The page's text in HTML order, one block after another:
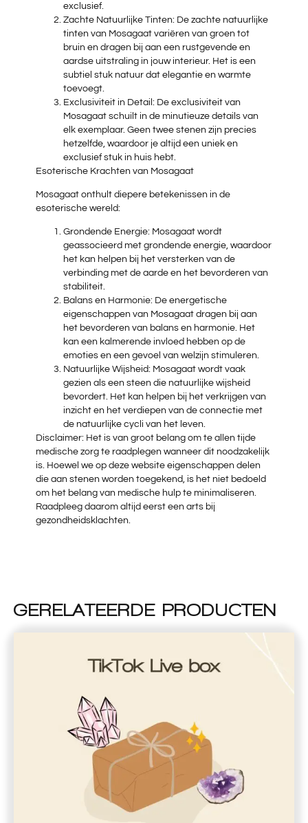
exclusief.
Zachte Natuurlijke Tinten: De zachte natuurlijke
tinten van Mosagaat variëren van groen tot
bruin en dragen bij aan een rustgevende en
aardse uitstraling in jouw interieur. Het is een
subtiel stuk natuur dat elegantie en warmte
toevoegt.
Exclusiviteit in Detail: De exclusiviteit van
Mosagaat schuilt in de minutieuze details van
elk exemplaar. Geen twee stenen zijn precies
hetzelfde, waardoor je altijd een uniek en
exclusief stuk in huis hebt.
Esoterische Krachten van Mosagaat
Mosagaat onthult diepere betekenissen in de
esoterische wereld:
Grondende Energie: Mosagaat wordt
geassocieerd met grondende energie, waardoor
het kan helpen bij het versterken van de
verbinding met de aarde en het bevorderen van
stabiliteit.
Balans en Harmonie: De energetische
eigenschappen van Mosagaat dragen bij aan
het bevorderen van balans en harmonie. Het
kan een kalmerende invloed hebben op de
emoties en een gevoel van welzijn stimuleren.
Natuurlijke Wijsheid: Mosagaat wordt vaak
gezien als een steen die natuurlijke wijsheid
bevordert. Het kan helpen bij het verkrijgen van
inzicht en het verdiepen van de connectie met
de natuurlijke cycli van het leven.
Disclaimer: Het is van groot belang om te allen tijde
medische zorg te raadplegen wanneer dit noodzakelijk
is. Hoewel we op deze website eigenschappen delen
die aan stenen worden toegekend, is het niet bedoeld
om het belang van medische hulp te minimaliseren.
Raadpleeg daarom altijd eerst een arts bij
gezondheidsklachten.
GERELATEERDE PRODUCTEN